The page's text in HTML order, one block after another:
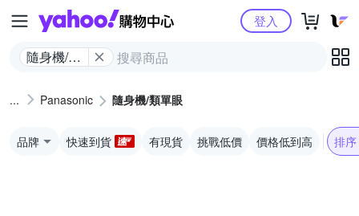
Yahoo購物中心
隨身機/類
登入
Panasonic 隨身機/類單眼
品牌 快速到貨 有現貨 挑戰低價 價格低到高 排序